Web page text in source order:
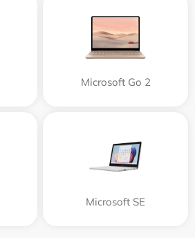
Microsoft Go 2
Microsoft SE